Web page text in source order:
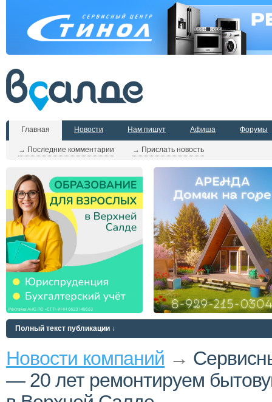
Главная
→ Последние комментарии → Прислать новость
Новости Нам пишут Афиша Форумы
Полный текст публикации ↓
Новости компаний →
— 20 лет ремонтируем